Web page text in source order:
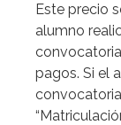
Este precio
alumno
pagos. Si el